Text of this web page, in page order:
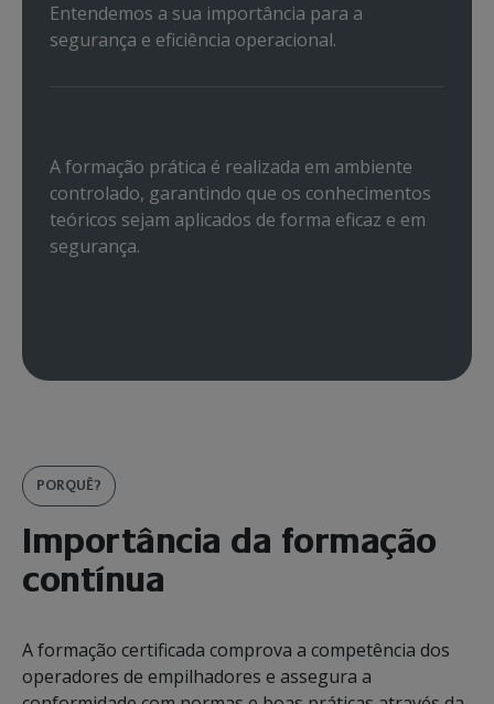
Entendemos a sua importância para a
segurança e eficiência operacional.
A formação prática é realizada em ambiente
controlado, garantindo que os conhecimentos
teóricos sejam aplicados de forma eficaz e em
segurança.
PORQUÊ?
Importância da formação
contínua
A formação certificada comprova a competência dos
operadores de empilhadores e assegura a